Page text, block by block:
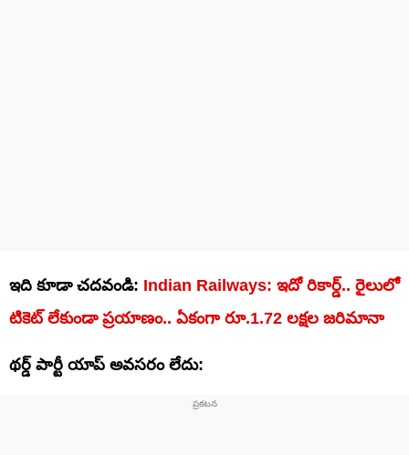
ఇది కూడా చదవండి: Indian Railways: ఇదో రికార్డ్‌.. రైలులో
టికెట్‌ లేకుండా ప్రయాణం.. ఏకంగా రూ.1.72 లక్షల జరిమానా
థర్డ్‌ పార్టీ యాప్‌ అవసరం లేదు: